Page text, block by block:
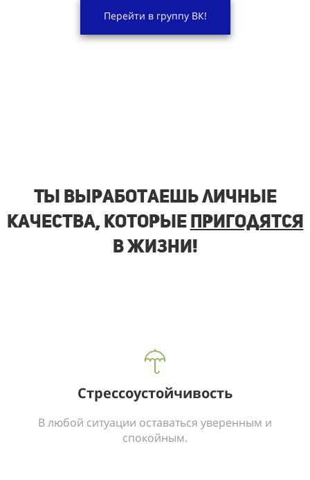
Перейти в группу ВК!
Ты выработаешь личные
качества, которыепригодятся
в жизни!
Стрессоустойчивость
В любой ситуации оставаться уверенным и
спокойным.